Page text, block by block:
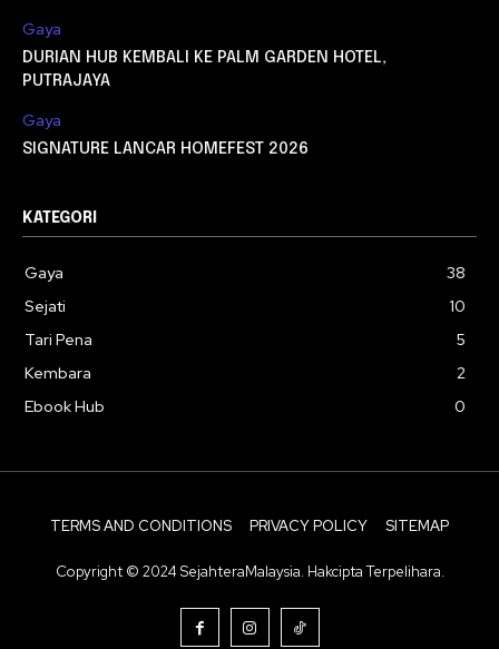
Gaya
DURIAN HUB KEMBALI KE PALM GARDEN HOTEL,
PUTRAJAYA
Gaya
SIGNATURE LANCAR HOMEFEST 2026
KATEGORI
Gaya
38
Sejati
10
Tari Pena
5
Kembara
2
Ebook Hub
0
TERMS AND CONDITIONS PRIVACY POLICY SITEMAP
Copyright © 2024 SejahteraMalaysia. Hakcipta Terpelihara.